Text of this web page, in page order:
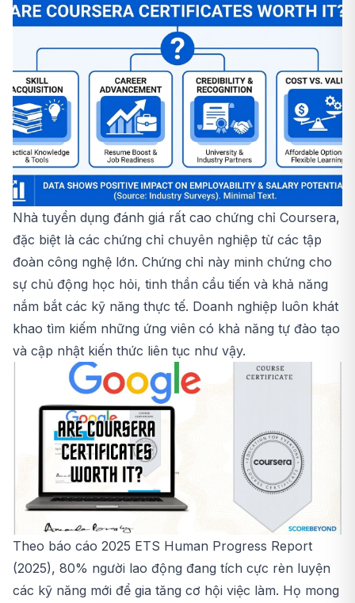
Nhà tuyển dụng đánh giá rất cao chứng chỉ Coursera,
đặc biệt là các chứng chỉ chuyên nghiệp từ các tập
đoàn công nghệ lớn. Chứng chỉ này minh chứng cho
sự chủ động học hỏi, tinh thần cầu tiến và khả năng
nắm bắt các kỹ năng thực tế. Doanh nghiệp luôn khát
khao tìm kiếm những ứng viên có khả năng tự đào tạo
và cập nhật kiến thức liên tục như vậy.
Theo báo cáo 2025 ETS Human Progress Report
(2025), 80% người lao động đang tích cực rèn luyện
các kỹ năng mới để gia tăng cơ hội việc làm. Họ mong